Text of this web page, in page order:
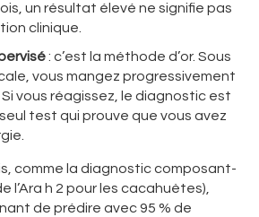
un résultat élevé ne signifie pas
clinique.
: c’est la méthode d’or. Sous
vous mangez progressivement
Si vous réagissez, le diagnostic est
test qui prouve que vous avez
comme la diagnostic composant-
l’Ara h 2 pour les cacahuètes),
de prédire avec 95 % de